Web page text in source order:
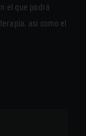
el que podrá
así como el